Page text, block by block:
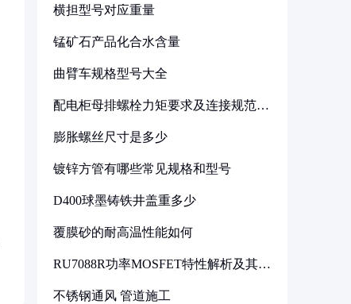
横担型号对应重量
锰矿石产品化合水含量
曲臂车规格型号大全
配电柜母排螺栓力矩要求及连接规范详
膨胀螺丝尺寸是多少
镀锌方管有哪些常见规格和型号
D400球墨铸铁井盖重多少
覆膜砂的耐高温性能如何
RU7088R功率MOSFET特性解析及其在
不锈钢通风 管道施工